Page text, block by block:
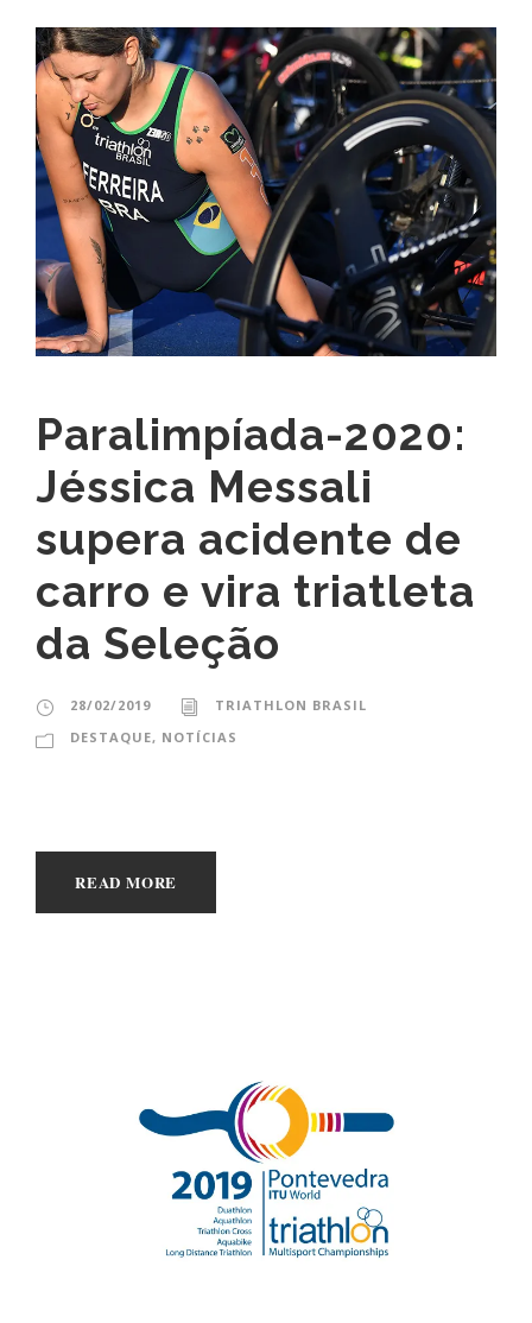
Paralimpíada-2020:
Jéssica Messali
supera acidente de
carro e vira triatleta
da Seleção
28/02/2019
TRIATHLON BRASIL
DESTAQUE, NOTÍCIAS
READ MORE